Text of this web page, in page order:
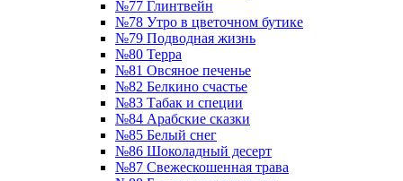
№77 Глинтвейн
№78 Утро в цветочном бутике
№79 Подводная жизнь
№80 Терра
№81 Овсяное печенье
№82 Белкино счастье
№83 Табак и специи
№84 Арабские сказки
№85 Белый снег
№86 Шоколадный десерт
№87 Свежескошенная трава